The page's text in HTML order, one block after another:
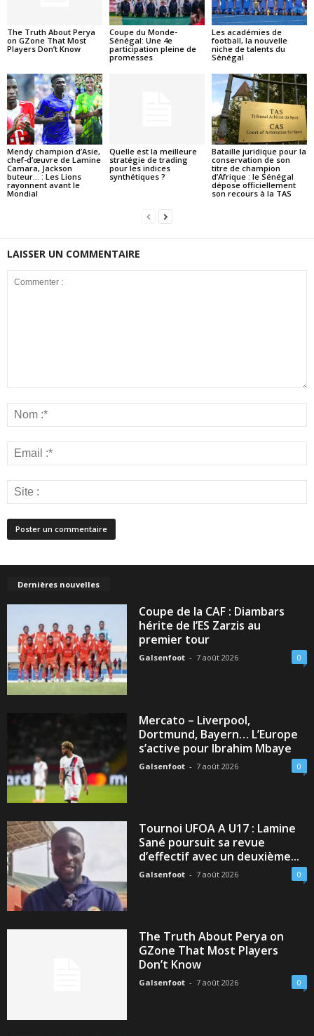
The Truth About Perya
on GZone That Most
Players Don’t Know
Coupe du Monde-
Sénégal: Une 4e
participation pleine de
promesses
Les académies de
football, la nouvelle
niche de talents du
Sénégal
Mendy champion d’Asie,
chef-d’œuvre de Lamine
Camara, Jackson
buteur… : Les Lions
rayonnent avant le
Mondial
Quelle est la meilleure
stratégie de trading
pour les indices
synthétiques ?
Bataille juridique pour la
conservation de son
titre de champion
d’Afrique : le Sénégal
dépose officiellement
son recours à la TAS
LAISSER UN COMMENTAIRE
Dernières nouvelles
Coupe de la CAF : Diambars
hérite de l’ES Zarzis au
premier tour
Galsenfoot - 7 août 2026 0
Mercato – Liverpool,
Dortmund, Bayern… L’Europe
s’active pour Ibrahim Mbaye
Galsenfoot - 7 août 2026 0
Tournoi UFOA A U17 : Lamine
Sané poursuit sa revue
d’effectif avec un deuxième...
Galsenfoot - 7 août 2026 0
The Truth About Perya on
GZone That Most Players
Don’t Know
Galsenfoot - 7 août 2026 0